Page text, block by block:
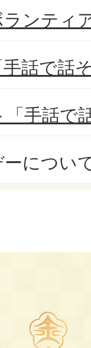
ンティ
話で話
手話で
につい